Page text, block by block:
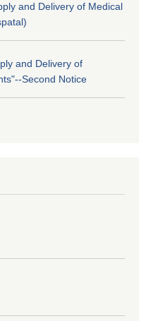
and Delivery of Medical
and Delivery of
Second Notice